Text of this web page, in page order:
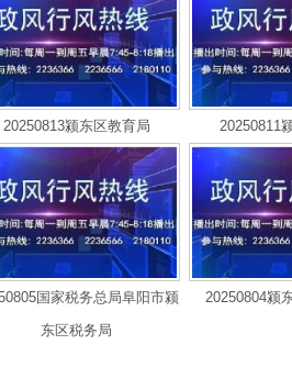
20250813颍东区教育局 20250811
国家税务总局阜阳市颍
东区税务局
20250804颍